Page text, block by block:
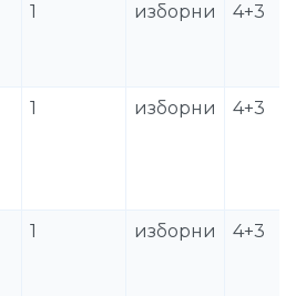
1 изборни 4+3
1 изборни 4+3
1 изборни 4+3